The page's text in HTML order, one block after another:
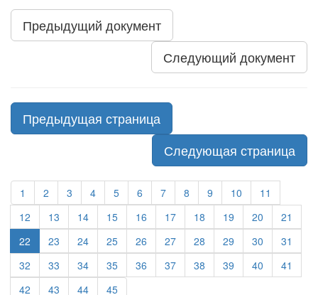
Предыдущий документ
Следующий документ
Предыдущая страница
Следующая страница
1 2 3 4 5 6 7 8 9 10
11
12
13 14 15 16 17 18 19 20
21
22
23 24 25 26 27 28 29 30
31
32
33 34 35 36 37 38 39 40
41
42
43 44 45